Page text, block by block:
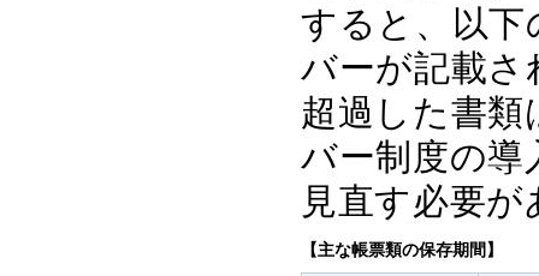
すると、以
バーが記載
超過した書
バー制度の導
見直す必要が
【主な帳票類の保存期間】